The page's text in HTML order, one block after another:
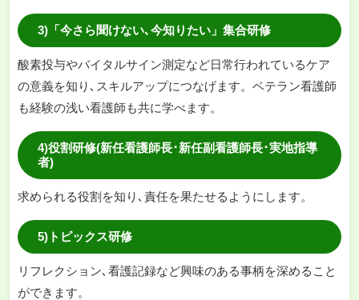
3)「今さら聞けない､今知りたい」集合研修
酸素投与やバイタルサイン測定など日常行われているケア
の意義を知り､スキルアップにつなげます。ベテラン看護師
も経験の浅い看護師も共に学べます。
4)役割研修(新任看護師長･新任副看護師長･実地指導
者)
求められる役割を知り､責任を果たせるようにします。
5)トピックス研修
リフレクション､看護記録など興味のある事柄を深めること
ができます。